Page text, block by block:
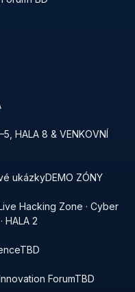
HALA 8 & VENKOVNÍ
ukázkyDEMO ZÓNY
Hacking Zone · Cyber
HALA 2
TBD
ForumTBD